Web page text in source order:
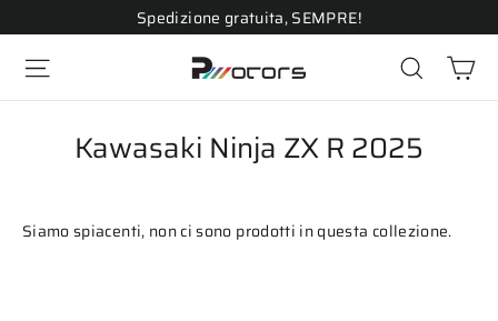
direttamente
contenuti
Spedizione gratuita, SEMPRE!
Navigazione del sito Cerca
Kawasaki Ninja ZX R 2025
Siamo spiacenti, non ci sono prodotti in questa collezione.